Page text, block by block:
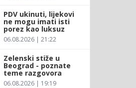
PDV ukinuti, lijekovi
ne mogu imati isti
porez kao luksuz
06.08.2026 | 21:22
Zelenski stiže u
Beograd - poznate
teme razgovora
06.08.2026 | 19:19